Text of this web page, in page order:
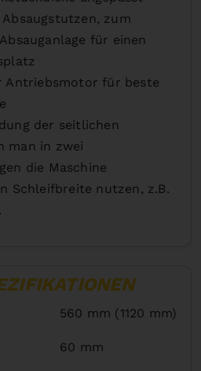
zum
für einen
Antriebsmotor für beste
der seitlichen
man in zwei
die Maschine
Schleifbreite nutzen, z.B.
560 mm (1120 mm)
60 mm